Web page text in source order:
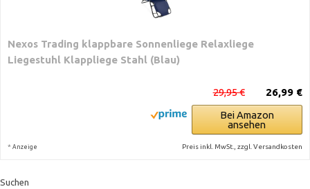
Nexos Trading klappbare Sonnenliege Relaxliege
Liegestuhl Klappliege Stahl (Blau)
26,99 €
29,95 €
Bei Amazon
ansehen
* Anzeige Preis inkl. MwSt., zzgl. Versandkosten
Suchen